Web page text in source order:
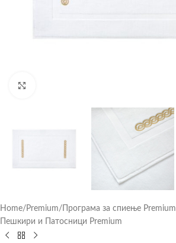
Home/ Premium/ Програма за спиење Premium
Пешкири и Патосници Premium